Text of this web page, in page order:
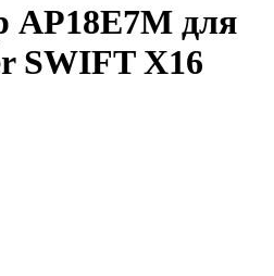
AP18E7M для
SWIFT X16